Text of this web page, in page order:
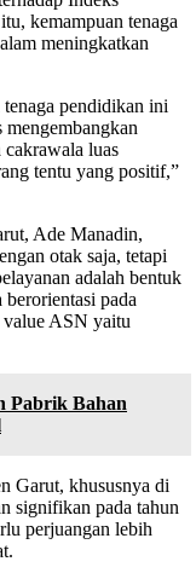
kemampuan tenaga
meningkatkan
tenaga pendidikan ini
luas
tentu yang positif,”
Ade Manadin,
otak saja, tetapi
adalah bentuk
berorientasi pada
value ASN yaitu
Pabrik Bahan
Garut, khususnya di
signifikan pada tahun
perjuangan lebih